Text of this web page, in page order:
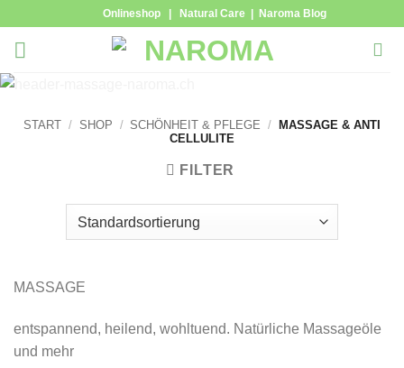
springen
Onlineshop| Natural Care | Naroma Blog
START / SHOP / SCHÖNHEIT & PFLEGE /
MASSAGE & ANTI
CELLULITE
FILTER
MASSAGE
entspannend, heilend, wohltuend. Natürliche Massageöle
und mehr